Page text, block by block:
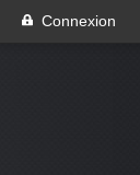
Connexion